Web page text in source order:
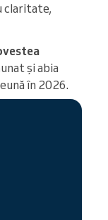
claritate,
și abia
în 2026.